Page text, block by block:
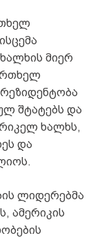
მიერ
შტატებს და
ხალხს,
და
ლიდერებმა
ამერიკის